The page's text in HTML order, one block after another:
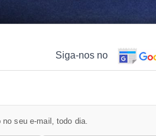
Siga-nos no
seu e-mail, todo dia.